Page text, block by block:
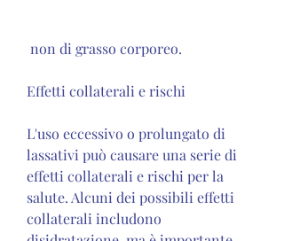
non di grasso corporeo.
Effetti collaterali e rischi
L'uso eccessivo o prolungato di
lassativi può causare una serie di
effetti collaterali e rischi per la
salute. Alcuni dei possibili effetti
collaterali includono